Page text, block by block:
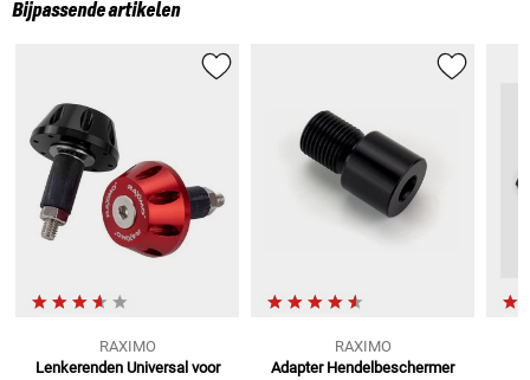
Bijpassende artikelen
RAXIMO
Lenkerenden Universal voor
RAXIMO
Adapter Hendelbeschermer